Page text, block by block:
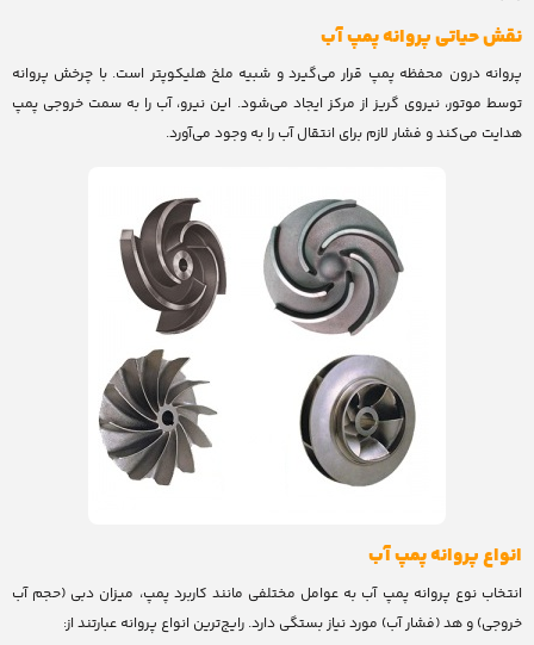
نقش حیاتی پروانه پمپ آب
پروانه درون محفظه پمپ قرار می‌گیرد و شبیه ملخ هلیکوپتر است. با چرخش پروانه
توسط موتور، نیروی گریز از مرکز ایجاد می‌شود. این نیرو، آب را به سمت خروجی پمپ
هدایت می‌کند و فشار لازم برای انتقال آب را به وجود می‌آورد.
انواع پروانه پمپ آب
انتخاب نوع پروانه پمپ آب به عوامل مختلفی مانند کاربرد پمپ، میزان دبی (حجم آب
خروجی) و هد (فشار آب) مورد نیاز بستگی دارد. رایج‌ترین انواع پروانه عبارتند از: